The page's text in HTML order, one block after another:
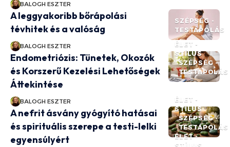
BALOGH ESZTER
SZÉPSÉG -
TESTÁPOLÁS
A leggyakoribb bőrápolási
tévhitek és a valóság
BALOGH ESZTER
ÉLET -
STÍLUS
SZÉPSÉG -
TESTÁPOLÁS
Endometriózis: Tünetek, Okozók
és Korszerű Kezelési Lehetőségek
Áttekintése
BALOGH ESZTER
ÉLET -
STÍLUS
SZÉPSÉG -
TESTÁPOLÁS
A nefrit ásvány gyógyító hatásai
és spirituális szerepe a testi-lelki
egyensúlyért
ÉLET -